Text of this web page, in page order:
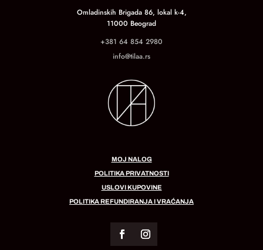
Omladinskih Brigada 86, lokal k-4,
11000 Beograd
+381 64 854 2980
info@tilaa.rs
MOJ NALOG
POLITIKA PRIVATNOSTI
USLOVI KUPOVINE
POLITIKA REFUNDIRANJA I VRAĆANJA